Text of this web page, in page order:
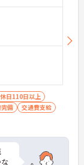
日110日以上
備
交通費支給